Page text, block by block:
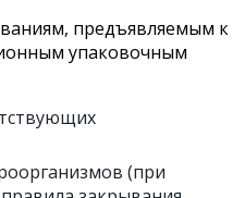
предъявляемым к
упаковочным
(при